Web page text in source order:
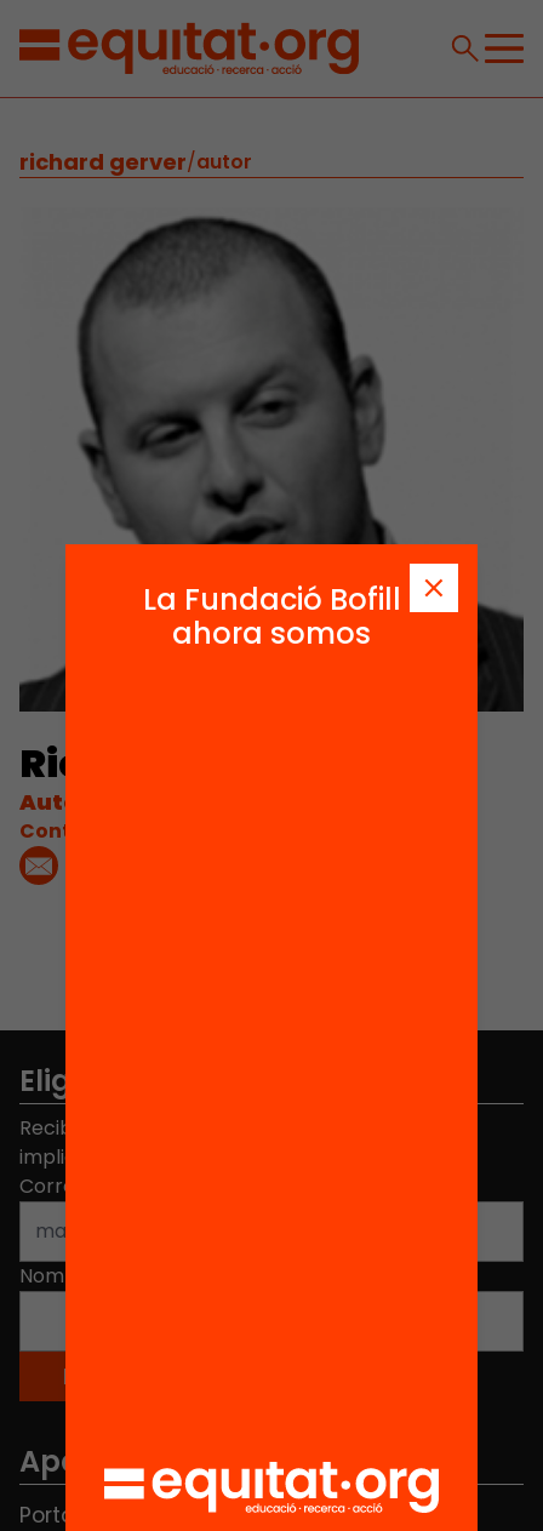
richard gerver/autor
Richard Gerver
Autor
Contacta'm:
Elige equidad
Recibe contenidos, iniciativas y proyectos para
implicarte.
Correo electrónico
Nombre
Apartados
Portada
FAQS
La Fundació Bofill
ahora somos